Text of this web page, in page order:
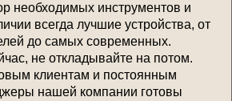
необходимых инструментов и
всегда лучшие устройства, от
до самых современных.
не откладывайте на потом.
клиентам и постоянным
нашей компании готовы